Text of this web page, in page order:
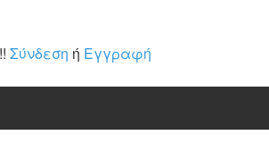
Σύνδεση ή Εγγραφή